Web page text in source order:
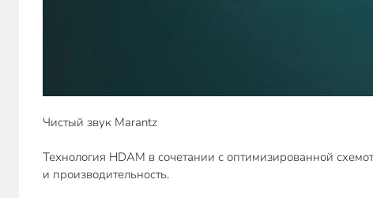
Чистый звук Marantz
Технология HDAM в сочетании с оптимизированной
и производительность.